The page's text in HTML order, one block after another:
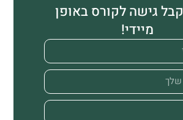
גישה לקורס באופן
מיידי!